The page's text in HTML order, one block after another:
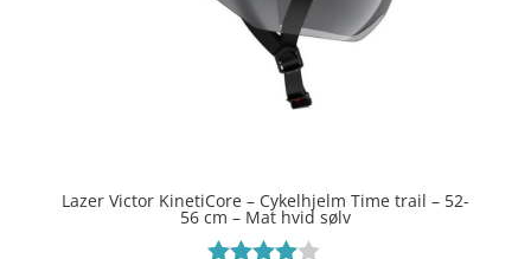
Lazer Victor KinetiCore – Cykelhjelm Time trail – 52-
56 cm – Mat hvid sølv